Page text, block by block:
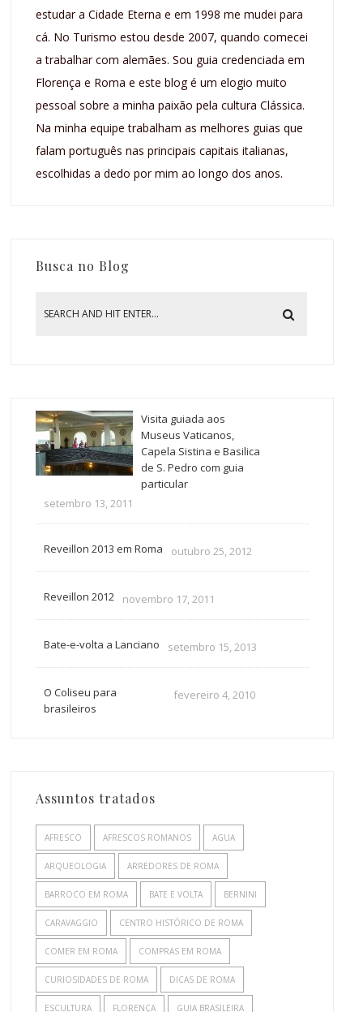
estudar a Cidade Eterna e em 1998 me mudei para
cá. No Turismo estou desde 2007, quando comecei
a trabalhar com alemães. Sou guia credenciada em
Florença e Roma e este blog é um elogio muito
pessoal sobre a minha paixão pela cultura Clássica.
Na minha equipe trabalham as melhores guias que
falam português nas principais capitais italianas,
escolhidas a dedo por mim ao longo dos anos.
Busca no Blog
Visita guiada aos
Museus Vaticanos,
Capela Sistina e Basilica
de S. Pedro com guia
particular
setembro 13, 2011
Reveillon 2013 em Roma outubro 25, 2012
Reveillon 2012 novembro 17, 2011
Bate-e-volta a Lanciano setembro 15, 2013
O Coliseu para
brasileiros
fevereiro 4, 2010
Assuntos tratados
AFRESCO AFRESCOS ROMANOS AGUA
ARQUEOLOGIA ARREDORES DE ROMA
BARROCO EM ROMA BATE E VOLTA BERNINI
CARAVAGGIO CENTRO HISTÓRICO DE ROMA
COMER EM ROMA COMPRAS EM ROMA
CURIOSIDADES DE ROMA DICAS DE ROMA
ESCULTURA FLORENÇA GUIA BRASILEIRA